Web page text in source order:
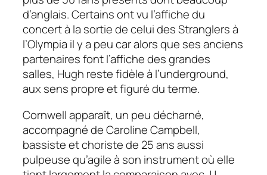
d’anglais. Certains ont vu l’affiche du
concert à la sortie de celui desStranglersà
l’Olympia il y a peu car alors que ses anciens
partenaires font l’affiche des grandes
salles, Hugh reste fidèle à l’underground,
aux sens propre et figuré du terme.
Cornwell apparaît, un peu décharné,
accompagné de Caroline Campbell,
bassiste et choriste de 25 ans aussi
pulpeuse qu’agile à son instrument où elle